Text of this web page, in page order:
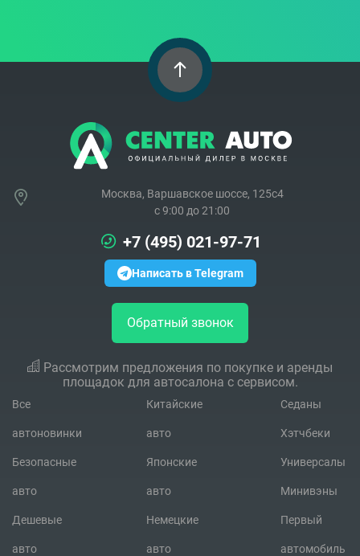
Москва, Варшавское шоссе, 125с4
c 9:00 до 21:00
+7 (495) 021-97-71
Написать в Telegram
Обратный звонок
Рассмотрим предложения по покупке и аренды
площадок для автосалона с сервисом.
Все
автоновинки
Безопасные
авто
Дешевые
авто
Китайские
авто
Японские
авто
Немецкие
авто
Седаны
Хэтчбеки
Универсалы
Минивэны
Первый
автомобиль